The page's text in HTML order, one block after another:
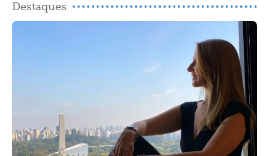
Destaques